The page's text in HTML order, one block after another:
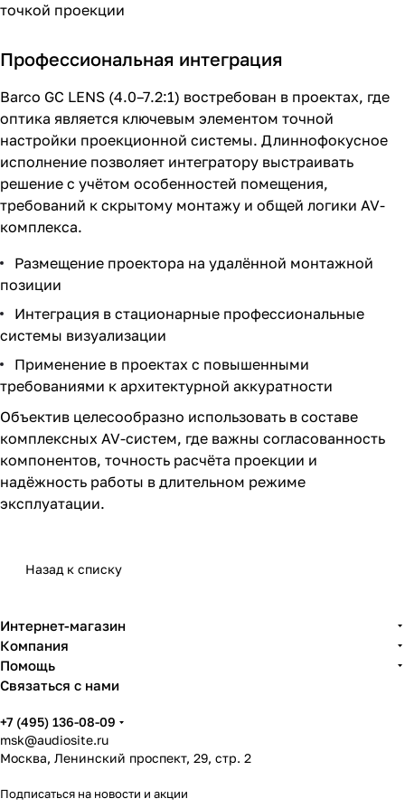
точкой проекции
Профессиональная интеграция
Barco GC LENS (4.0–7.2:1) востребован в проектах, где
оптика является ключевым элементом точной
настройки проекционной системы. Длиннофокусное
исполнение позволяет интегратору выстраивать
решение с учётом особенностей помещения,
требований к скрытому монтажу и общей логики AV-
комплекса.
Размещение проектора на удалённой монтажной
позиции
Интеграция в стационарные профессиональные
системы визуализации
Применение в проектах с повышенными
требованиями к архитектурной аккуратности
Объектив целесообразно использовать в составе
комплексных AV-систем, где важны согласованность
компонентов, точность расчёта проекции и
надёжность работы в длительном режиме
эксплуатации.
Назад к списку
Интернет-магазин
Компания
Помощь
Связаться с нами
+7 (495) 136-08-09
msk@audiosite.ru
Москва, Ленинский проспект, 29, стр. 2
Подписаться на новости и акции